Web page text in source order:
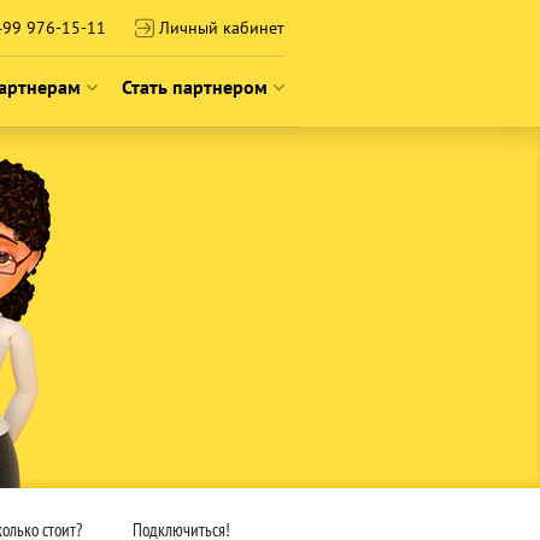
976-15-11 Личный кабинет
Стать партнером
Подать заявку на франшизу
стоит? Подключиться!